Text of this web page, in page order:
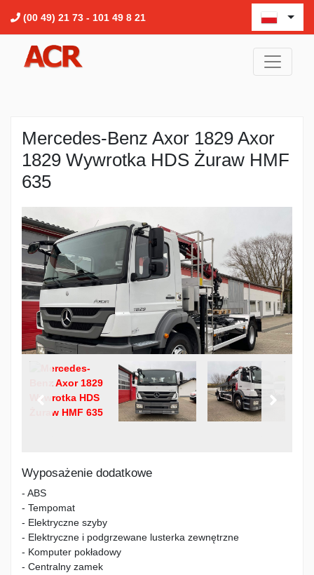
(00 49) 21 73 - 101 49 8 21
Mercedes-Benz Axor 1829 Axor
1829 Wywrotka HDS Żuraw HMF
635
Wyposażenie dodatkowe
- ABS
- Tempomat
- Elektryczne szyby
- Elektryczne i podgrzewane lusterka zewnętrzne
- Komputer pokładowy
- Centralny zamek